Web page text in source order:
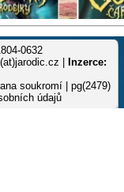
0632
|
Inzerce:
soukromí | pg(2479)
údajů